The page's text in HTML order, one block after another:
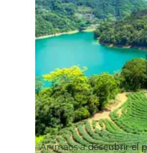
Animaos adescubrir el